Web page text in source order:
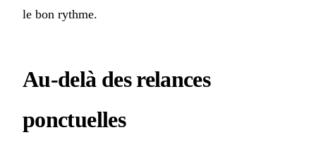
le bon rythme.
Au-delà des relances
ponctuelles